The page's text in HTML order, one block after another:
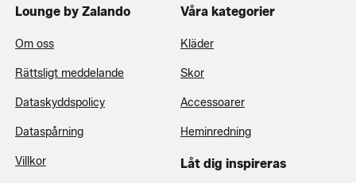
Lounge by Zalando
Om oss
Rättsligt meddelande
Dataskyddspolicy
Dataspårning
Villkor
Våra kategorier
Kläder
Skor
Accessoarer
Heminredning
Låt dig inspireras